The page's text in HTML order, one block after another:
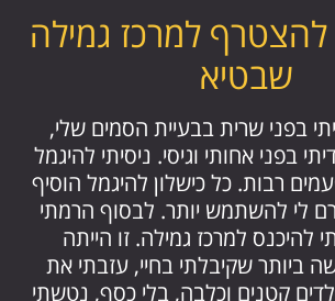
למרכז גמילה
שבטיא
הודיתי בפני שרית בבעיית הסמים שלי,
בפני אחותי וגיסי. ניסיתי להיגמל
רבות. כל כישלון להיגמל הוסיף
לי להשתמש יותר. לבסוף הרמתי
להיכנס למרכז גמילה. זו הייתה
ביותר שקיבלתי בחיי, עזבתי את
קטנים וכלבה, בלי כסף, נטשתי